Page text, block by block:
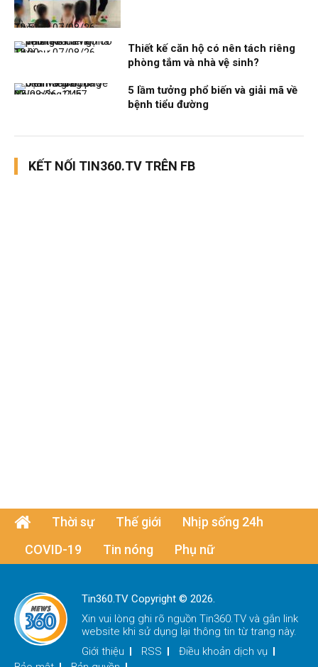
Thời sự
07/08/26, 12:51
Thời sự
07/08/26, 12:00
Thiết kế căn hộ có nên tách riêng
phòng tắm và nhà vệ sinh?
Nhịp sống 24h
07/08/26, 11:57
5 lầm tưởng phổ biến và giải mã về
bệnh tiểu đường
KẾT NỐI TIN360.TV TRÊN FB
Thời sự Thế giới
Nhịp sống 24h
COVID-19
Tin nóng Phụ nữ
Tin360.TV Copyright © 2026.
Xin vui lòng ghi rõ nguồn Tin360.TV và gắn link
website khi sử dụng lại thông tin từ trang này.
Giới thiệu
RSS
Điều khoản dịch vụ